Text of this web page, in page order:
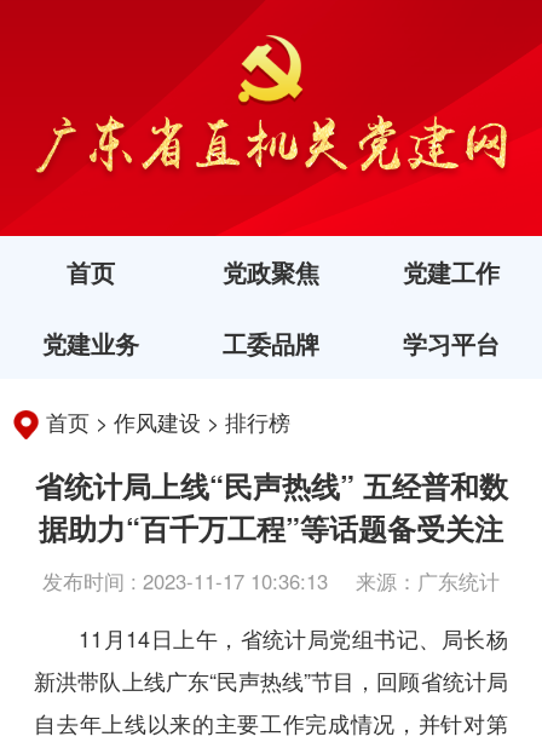
首页 党政聚焦 党建工作
党建业务 工委品牌 学习平台
首页 >作风建设 >排行榜
省统计局上线“民声热线” 五经普和数
据助力“百千万工程”等话题备受关注
发布时间 : 2023-11-17 10:36:13 来源：广东统计
11月14日上午，省统计局党组书记、局长杨
新洪带队上线广东“民声热线”节目，回顾省统计局
自去年上线以来的主要工作完成情况，并针对第